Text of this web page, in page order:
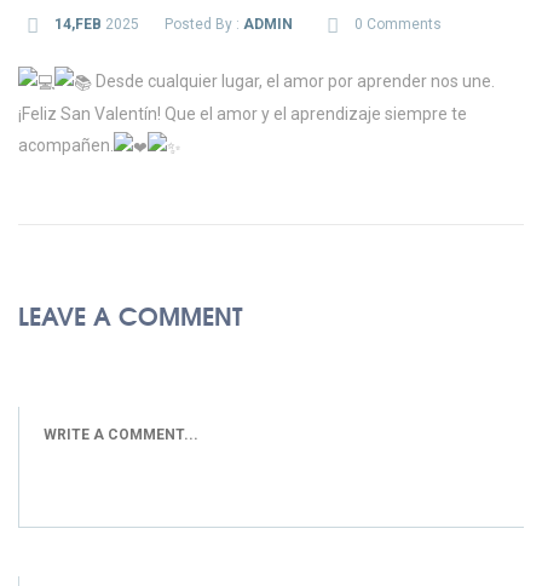
14,FEB 2025 Posted By : ADMIN 0 Comments
Desde cualquier lugar, el amor por aprender nos une.
¡Feliz San Valentín! Que el amor y el aprendizaje siempre te
acompañen.
LEAVE A COMMENT